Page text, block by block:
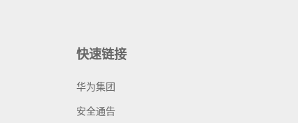
快速链接
华为集团
安全通告